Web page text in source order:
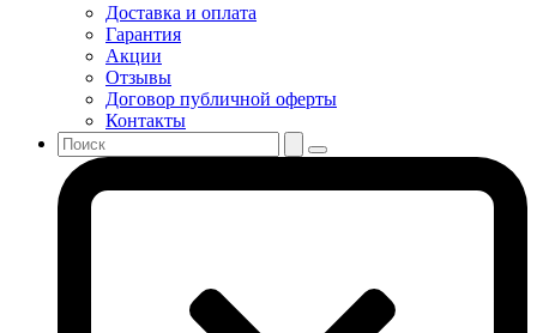
Доставка и оплата
Гарантия
Акции
Отзывы
Договор публичной оферты
Контакты